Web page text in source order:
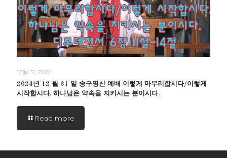
12월 31, 2024
2024년 12 월 31 일 송구영신 예배 이렇게 마무리합시다/이렇게
시작합시다. 하나님은 약속을 지키시는 분이시다.
Read more